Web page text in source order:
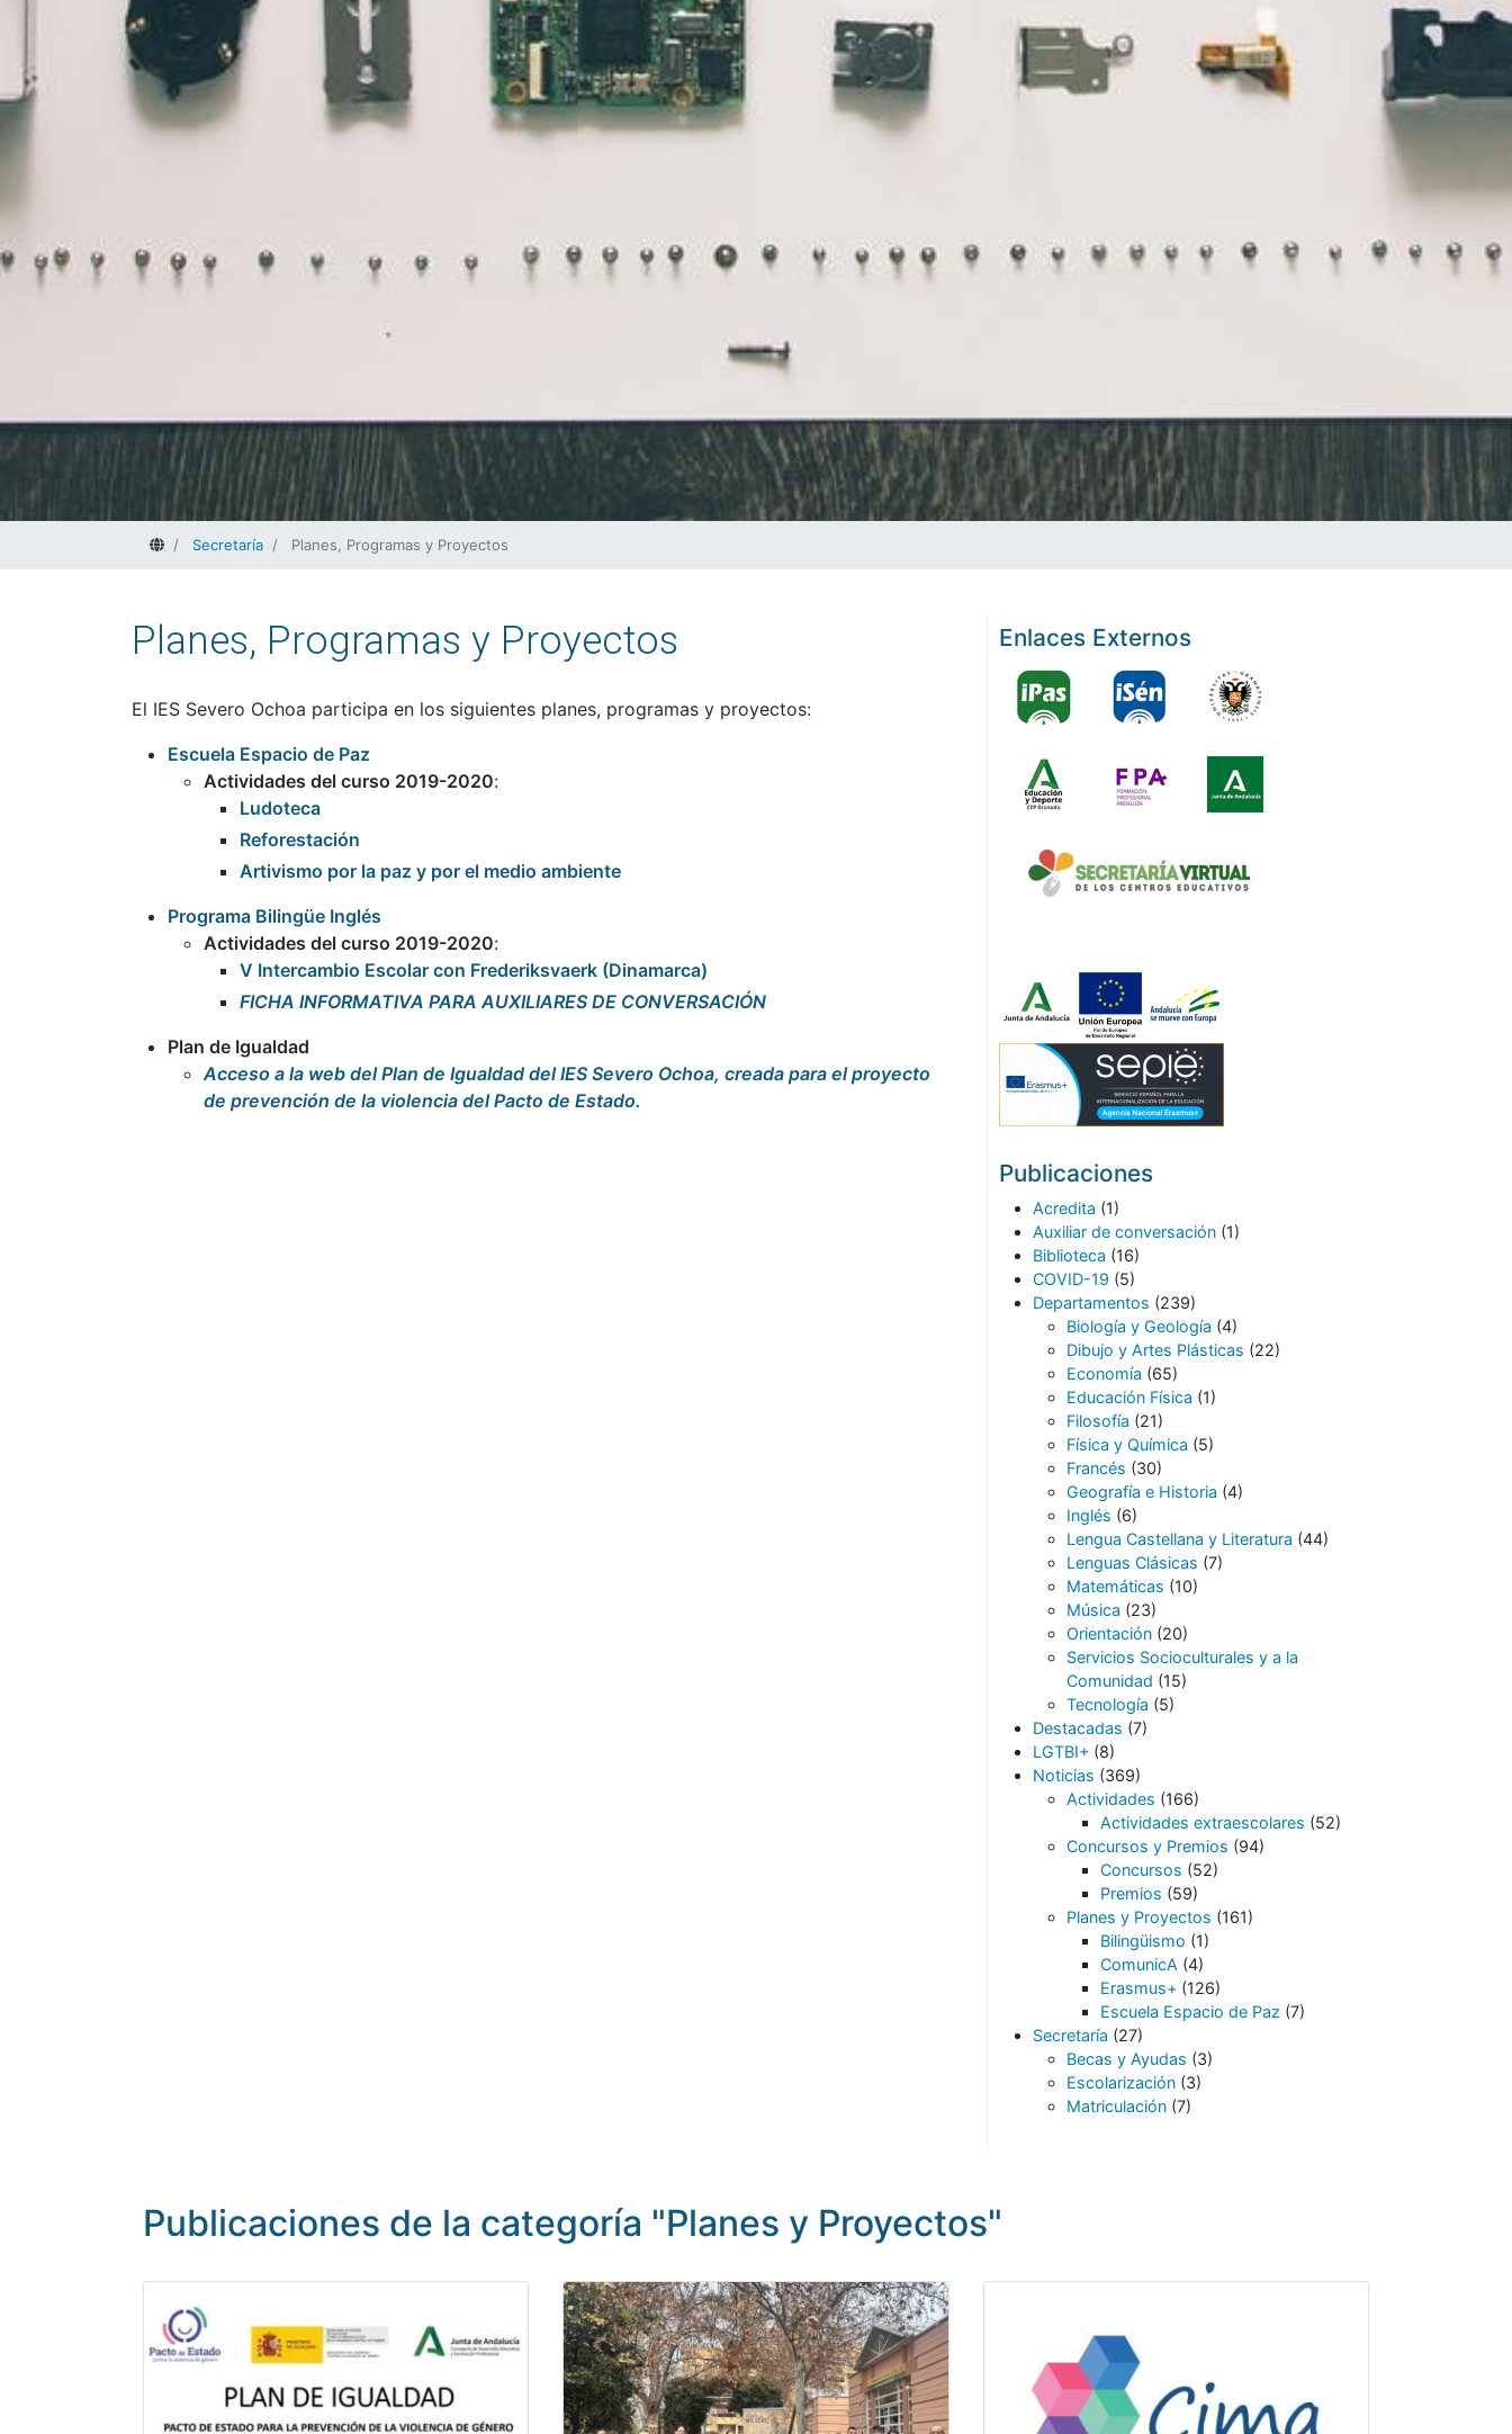
HomeSecretaría Planes, Programas y Proyectos
Planes, Programas y Proyectos
El IES Severo Ochoa participa en los siguientes planes, programas y proyectos:
Escuela Espacio de Paz
Actividades del curso 2019-2020:
Ludoteca
Reforestación
Artivismo por la paz y por el medio ambiente
Programa Bilingüe Inglés
Actividades del curso 2019-2020:
V Intercambio Escolar con Frederiksvaerk (Dinamarca)
FICHA INFORMATIVA PARA AUXILIARES DE CONVERSACIÓN
Plan de Igualdad
Acceso a la web del Plan de Igualdad del IES Severo Ochoa, creada para el proyecto
de prevención de la violencia del Pacto de Estado.
Enlaces Externos
Publicaciones
Acredita (1)
Auxiliar de conversación (1)
Biblioteca (16)
COVID-19 (5)
Departamentos (239)
Biología y Geología (4)
Dibujo y Artes Plásticas (22)
Economía (65)
Educación Física (1)
Filosofía (21)
Física y Química (5)
Francés (30)
Geografía e Historia (4)
Inglés (6)
Lengua Castellana y Literatura (44)
Lenguas Clásicas (7)
Matemáticas (10)
Música (23)
Orientación (20)
Servicios Socioculturales y a la
Comunidad (15)
Tecnología (5)
Destacadas (7)
LGTBI+ (8)
Noticias (369)
Actividades (166)
Actividades extraescolares (52)
Concursos y Premios (94)
Concursos (52)
Premios (59)
Planes y Proyectos (161)
Bilingüismo (1)
ComunicA (4)
Erasmus+ (126)
Escuela Espacio de Paz (7)
Secretaría (27)
Becas y Ayudas (3)
Escolarización (3)
Matriculación (7)
Publicaciones de la categoría "Planes y Proyectos"